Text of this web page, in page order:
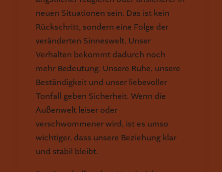
neuen Situationen sein. Das ist kein
Rückschritt, sondern eine Folge der
veränderten Sinneswelt. Unser
Verhalten bekommt dadurch noch
mehr Bedeutung. Unsere Ruhe, unsere
Beständigkeit und unser liebevoller
Tonfall geben Sicherheit. Wenn die
Außenwelt leiser oder
verschwommener wird, ist es umso
wichtiger, dass unsere Beziehung klar
und stabil bleibt.